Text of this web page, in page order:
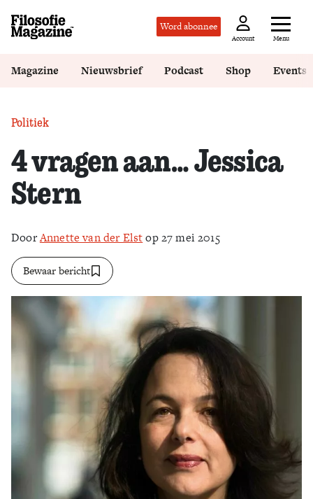
Word abonnee
Account Menu
Zoek
Magazine Nieuwsbrief Podcast Shop Events
Politiek
4 vragen aan… Jessica
Stern
DoorAnnette van der Elstop 27 mei 2015
Bewaar bericht